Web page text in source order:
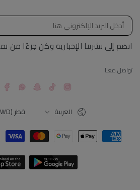
انضم إلى نشرتنا الإخبارية وكن جزءًا من
تواصل معنا
Instagram
TikTok
Snapchat
اللغة العربية قطر (KWD د.ك)
طرق